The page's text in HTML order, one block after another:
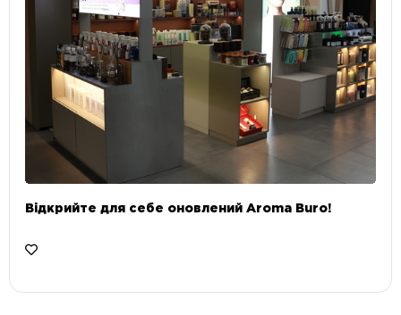
Відкрийте для себе оновлений Aroma Buro! ⠀